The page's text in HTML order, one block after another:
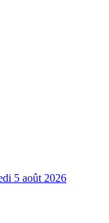
5 août 2026